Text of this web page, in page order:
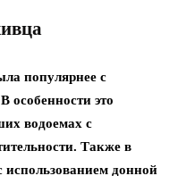
популярнее с
особенности это
водоемах с
Также в
донной